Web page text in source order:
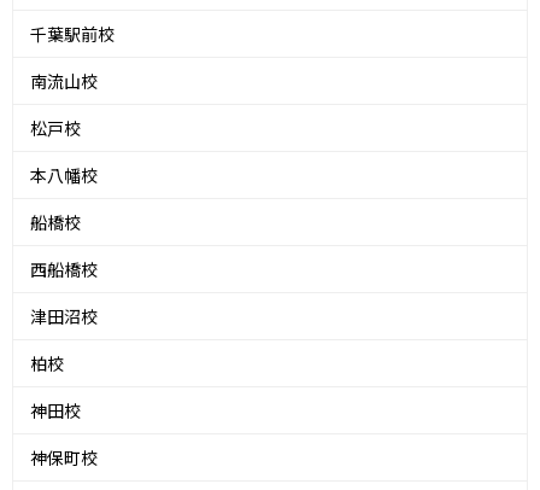
千葉駅前校
南流山校
松戸校
本八幡校
船橋校
西船橋校
津田沼校
柏校
神田校
神保町校